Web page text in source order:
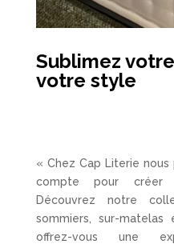
Sublimez
votre style
« Chez Cap Literie
compte pour créer
Découvrez notre
sommiers, sur-
offrez-vous une